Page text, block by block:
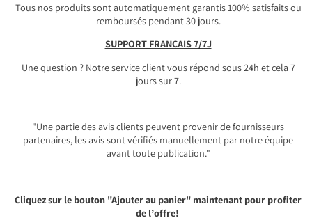
Tous nos produits sont automatiquement garantis 100% satisfaits ou
remboursés pendant 30 jours.
SUPPORT FRANÇAIS 7/7J
Une question ? Notre service client vous répond sous 24h et cela 7
jours sur 7.
"Une partie des avis clients peuvent provenir de fournisseurs
partenaires, les avis sont vérifiés manuellement par notre équipe
avant toute publication."
Cliquez sur le bouton "Ajouter au panier" maintenant pour profiter
de l’offre!